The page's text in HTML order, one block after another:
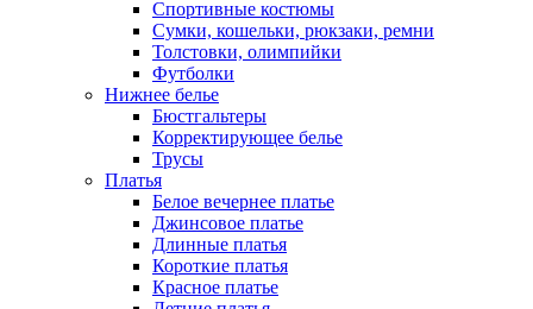
Спортивные костюмы
Сумки, кошельки, рюкзаки, ремни
Толстовки, олимпийки
Футболки
Нижнее белье
Бюстгальтеры
Корректирующее белье
Трусы
Платья
Белое вечернее платье
Джинсовое платье
Длинные платья
Короткие платья
Красное платье